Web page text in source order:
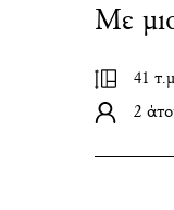
Με
41
2